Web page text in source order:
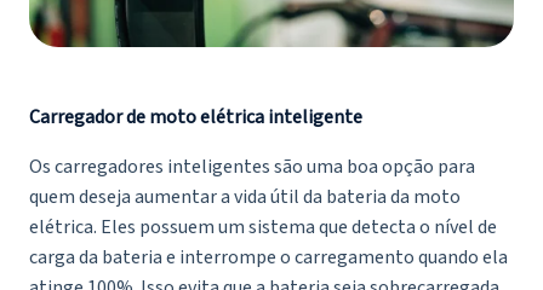
Carregador de moto elétrica inteligente
Os carregadores inteligentes são uma boa opção para
quem deseja aumentar a vida útil da bateria da moto
elétrica. Eles possuem um sistema que detecta o nível de
carga da bateria e interrompe o carregamento quando ela